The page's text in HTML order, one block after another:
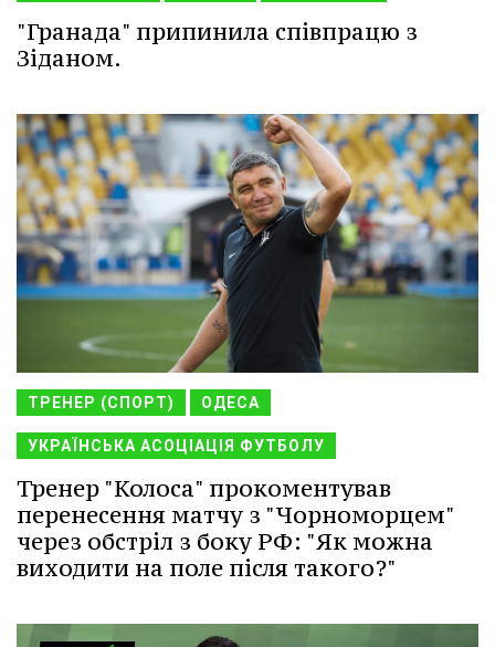
"Гранада" припинила співпрацю з
Зіданом.
ТРЕНЕР (СПОРТ) ОДЕСА
УКРАЇНСЬКА АСОЦІАЦІЯ ФУТБОЛУ
Тренер "Колоса" прокоментував
перенесення матчу з "Чорноморцем"
через обстріл з боку РФ: "Як можна
виходити на поле після такого?"